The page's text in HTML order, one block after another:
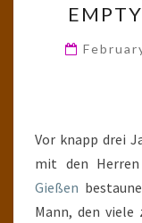
Vor knapp drei
mit den
Gießen
Mann, den viele